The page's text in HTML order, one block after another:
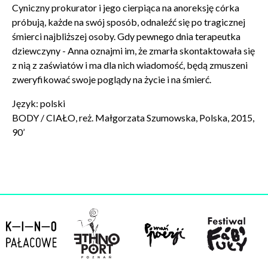
w celu skorzystania z usługi newsletter.
Administratorem danych osobowych jest Centrum
Kultury ZAMEK z siedzibą w Poznaniu. Zapoznałem/am
się z informacjami dotyczącymi przetwarzania danych
osobowych, które są zawarte wPolityce prywatności.
Cyniczny prokurator i jego cierpiąca na anoreksję córka
próbują, każde na swój sposób, odnaleźć się po tragicznej
śmierci najbliższej osoby. Gdy pewnego dnia terapeutka
dziewczyny - Anna oznajmi im, że zmarła skontaktowała się
z nią z zaświatów i ma dla nich wiadomość, będą zmuszeni
zweryfikować swoje poglądy na życie i na śmierć.
Język: polski
BODY / CIAŁO, reż. Małgorzata Szumowska, Polska, 2015,
90’